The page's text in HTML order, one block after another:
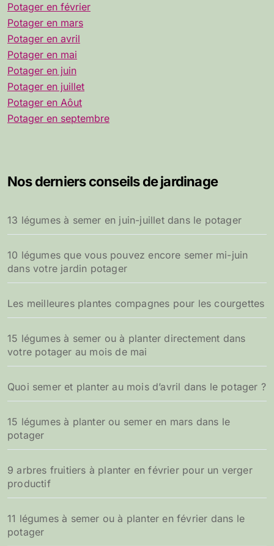
Potager en février
Potager en mars
Potager en avril
Potager en mai
Potager en juin
Potager en juillet
Potager en Aôut
Potager en septembre
Nos derniers conseils de jardinage
13 légumes à semer en juin-juillet dans le potager
10 légumes que vous pouvez encore semer mi-juin
dans votre jardin potager
Les meilleures plantes compagnes pour les courgettes
15 légumes à semer ou à planter directement dans
votre potager au mois de mai
Quoi semer et planter au mois d’avril dans le potager ?
15 légumes à planter ou semer en mars dans le
potager
9 arbres fruitiers à planter en février pour un verger
productif
11 légumes à semer ou à planter en février dans le
potager